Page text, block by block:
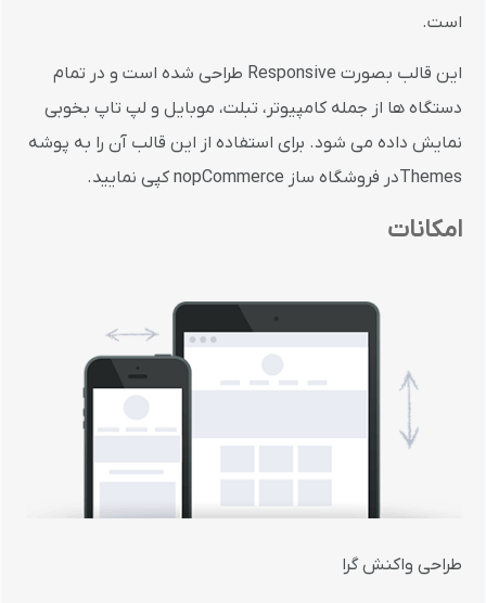
است.
این قالب بصورت Responsive طراحی شده است و در تمام
دستگاه ها از جمله کامپیوتر، تبلت، موبایل و لپ تاپ بخوبی
نمایش داده می شود. برای استفاده از این قالب آن را به پوشه
Themesدر فروشگاه ساز nopCommerce کپی نمایید.
امکانات
طراحی واکنش گرا